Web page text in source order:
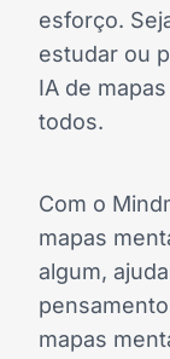
esforço.
estudar ou
IA de
todos.
Com o
mapas
algum,
mapas